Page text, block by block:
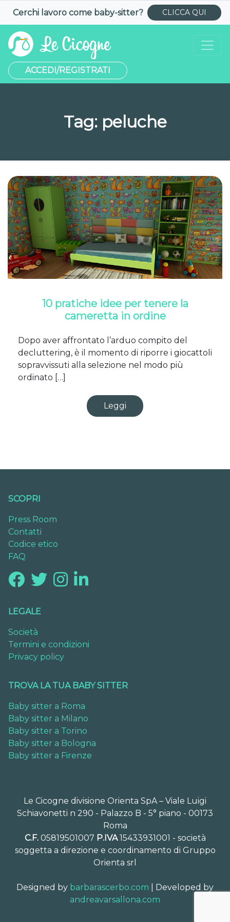
Cerchi lavoro come baby-sitter? CLICCA QUI
ACCEDI/REGISTRATI
Tag: peluche
10 pratiche idee per tenere la
cameretta in ordine
Dopo aver affrontato l’arduo compito del
decluttering, è il momento di riporre i giocattoli
sopravvissuti alla selezione nel modo più
ordinato […]
Leggi
SCOPRI
Press Room
Contatti
Codice etico
FAQ
LEGALE
Società
Termini e condizioni
Privacy policy
TROVA LA TUA BABY SITTER
Baby sitter a Roma
Baby sitter a Milano
Baby sitter a Torino
Baby sitter a Bologna
Baby sitter a Firenze
Le Cicogne divisione Orienta SpA – Viale Luigi
Schiavonetti n 290 - Palazzo B - 5° piano - 00173
Roma
C.F.05819501007 P.IVA15433931001 - società
soggetta a direzione e coordinamento di Gruppo
Orienta srl
Designed by barbarascerbo.com | Developed by
andreavarsallona.com